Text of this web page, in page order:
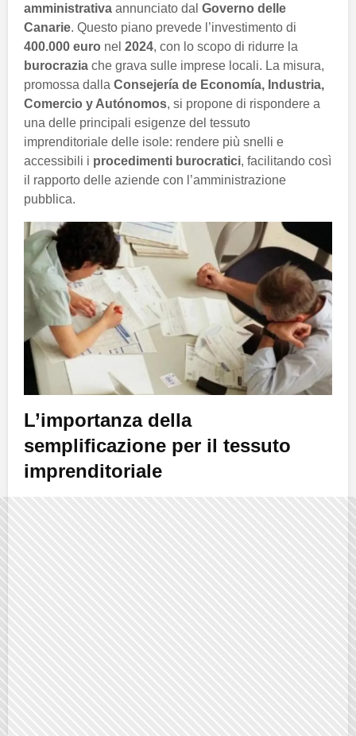
amministrativa annunciato dal Governo delle
Canarie. Questo piano prevede l’investimento di
400.000 euro nel 2024, con lo scopo di ridurre la
burocrazia che grava sulle imprese locali. La misura,
promossa dalla Consejería de Economía, Industria,
Comercio y Autónomos, si propone di rispondere a
una delle principali esigenze del tessuto
imprenditoriale delle isole: rendere più snelli e
accessibili i procedimenti burocratici, facilitando così
il rapporto delle aziende con l’amministrazione
pubblica.
L’importanza della
semplificazione per il tessuto
imprenditoriale